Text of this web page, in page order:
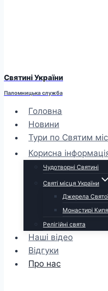
Святині України
Паломницька служба
Головна
Новини
Тури по Святим
Корисна
Чудотворні Святині
Святі місця України
Джерела
Монастирі
Релігійні свята
Наші відео
Відгуки
Про нас